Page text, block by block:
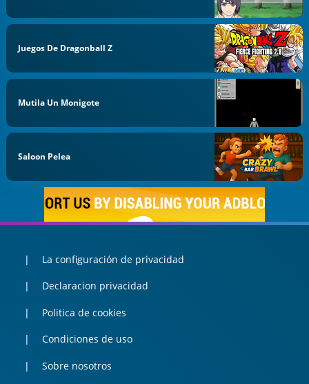
Juegos De Dragonball Z
Mutila Un Monigote
Saloon Pelea
La configuración de privacidad
Declaracion privacidad
Politica de cookies
Condiciones de uso
Sobre nosotros